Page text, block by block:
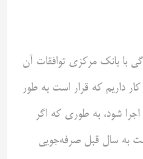
با بانک مرکزی توافقات آن
داریم که قرار است به طور
اجرا شود، به طوری که اگر
به سال قبل صرفه‌جویی